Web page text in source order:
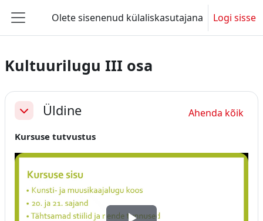
Küljepaneel
Olete sisenenud külaliskasutajana Logi sisse
Kultuurilugu III osa
Section outline
AhendaÜldine Ahenda kõik
Kursuse tutvustus